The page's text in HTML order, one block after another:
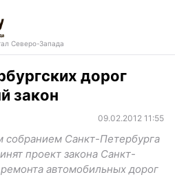
Северо-Запада
дорог
закон
09.02.2012 11:55
собранием Санкт-Петербурга
проект закона Санкт-
автомобильных дорог